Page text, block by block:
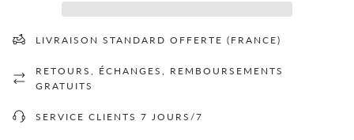
E
M
N
.
LIVRAISON STANDARD OFFERTE (FRANCE)
RETOURS, ÉCHANGES, REMBOURSEMENTS
GRATUITS
SERVICE CLIENTS 7 JOURS/7